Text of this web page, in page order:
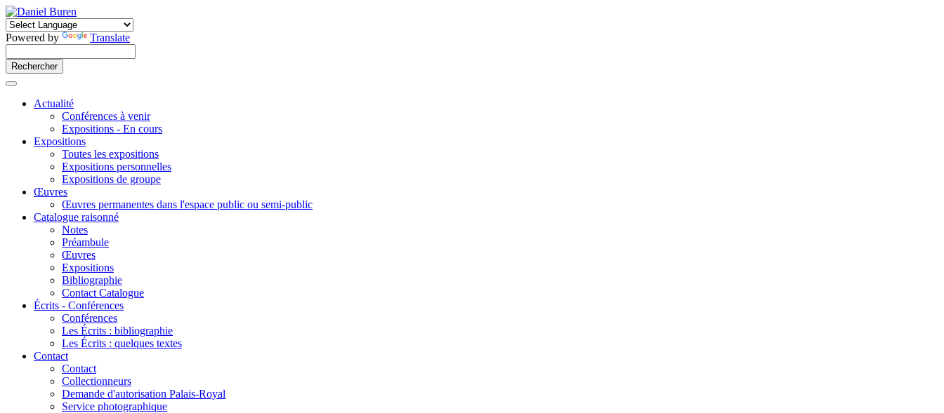
Powered by Translate
Actualité
Conférences à venir
Expositions - En cours
Expositions
Toutes les expositions
Expositions personnelles
Expositions de groupe
Œuvres
Œuvres permanentes dans l'espace public ou semi-public
Catalogue raisonné
Notes
Préambule
Œuvres
Expositions
Bibliographie
Contact Catalogue
Écrits - Conférences
Conférences
Les Écrits : bibliographie
Les Écrits : quelques textes
Contact
Contact
Collectionneurs
Demande d'autorisation Palais-Royal
Service photographique